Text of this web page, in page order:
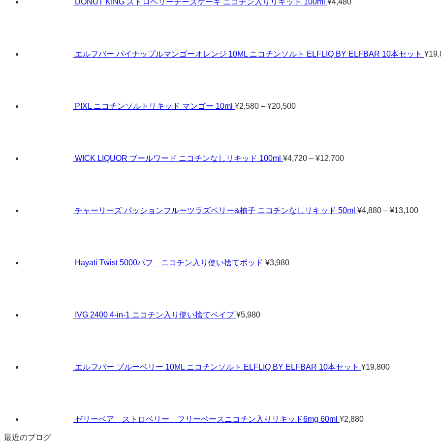
DONUT KING ストロベリーチーズケーキ ニコチン入りリキッド 100ml ¥4,480
エルフバー パイナップルマンゴーオレンジ 10ML ニコチンソルト ELFLIQ BY ELFBAR 10本セット ¥
PIXL ニコチンソルトリキッド マンゴー 10ml ¥2,580 – ¥20,500–
WICK LIQUOR ブールワード ニコチンなしリキッド 100ml ¥4,720 – ¥12,700–
チャーリーズ パッションフルーツラズベリー&柚子 ニコチンなしリキッド 50ml ¥4,880 – ¥13,100–
Hayati Twist 5000パフ ニコチン入り使い捨てポッド ¥3,980
IVG 2400 4-in-1 ニコチン入り使い捨てベイプ ¥5,980
エルフバー ブルーベリー 10ML ニコチンソルト ELFLIQ BY ELFBAR 10本セット ¥19,800
ゼリーベア ストロベリー フリーベースニコチン入りリキッド6mg 60ml ¥2,880
最近のブログ